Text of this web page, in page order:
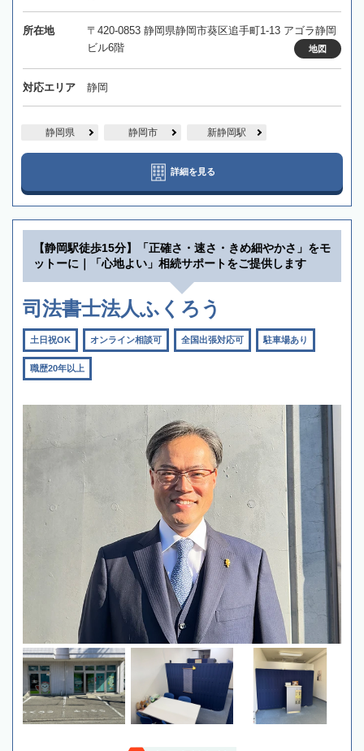
所在地
〒420-0853 静岡県静岡市葵区追手町1-13 アゴラ静岡
ビル6階
地図
対応エリア 静岡
静岡県 静岡市 新静岡駅
詳細を見る
【静岡駅徒歩15分】「正確さ・速さ・きめ細やかさ」をモ
ットーに｜「心地よい」相続サポートをご提供します
司法書士法人ふくろう
土日祝OK オンライン相談可 全国出張対応可 駐車場あり
職歴20年以上